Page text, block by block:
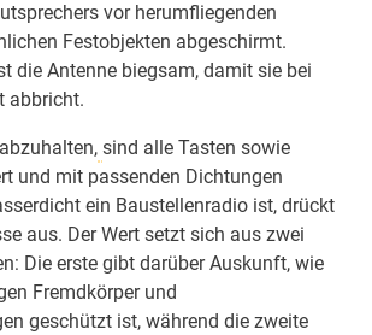
vor herumfliegenden
Festobjekten abgeschirmt.
die Antenne biegsam, damit sie bei
abbricht.
sind alle Tasten sowie
und mit passenden Dichtungen
ein Baustellenradio ist, drückt
aus. Der Wert setzt sich aus zwei
Die erste gibt darüber Auskunft, wie
Fremdkörper und
geschützt ist, während die zweite